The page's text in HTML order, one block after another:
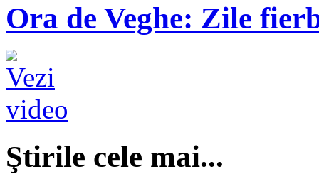
Ora de Veghe: Zile
Ştirile cele mai...